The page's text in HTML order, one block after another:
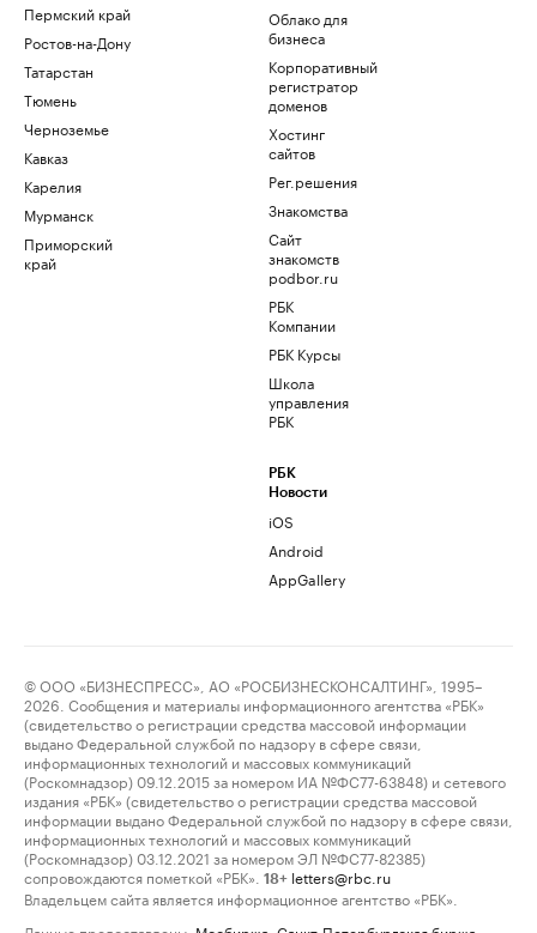
Пермский край
Ростов-на-Дону
Татарстан
Тюмень
Черноземье
Кавказ
Карелия
Мурманск
Приморский
край
Облако для
бизнеса
Корпоративный
регистратор
доменов
Хостинг
сайтов
Рег.решения
Знакомства
Сайт
знакомств
podbor.ru
РБК
Компании
РБК Курсы
Школа
управления
РБК
РБК
Новости
iOS
Android
AppGallery
© ООО «БИЗНЕСПРЕСС», АО «РОСБИЗНЕСКОНСАЛТИНГ», 1995–
2026. Сообщения и материалы информационного агентства «РБК»
(свидетельство о регистрации средства массовой информации
выдано Федеральной службой по надзору в сфере связи,
информационных технологий и массовых коммуникаций
(Роскомнадзор) 09.12.2015 за номером ИА №ФС77-63848) и сетевого
издания «РБК» (свидетельство о регистрации средства массовой
информации выдано Федеральной службой по надзору в сфере связи,
информационных технологий и массовых коммуникаций
(Роскомнадзор) 03.12.2021 за номером ЭЛ №ФС77-82385)
сопровождаются пометкой «РБК».
18+ letters@rbc.ru
Владельцем сайта является информационное агентство «РБК».